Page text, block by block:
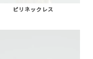
ピリネックレス